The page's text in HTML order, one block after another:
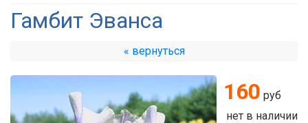
Гамбит Эванса
« вернуться
160 руб
нет в наличии